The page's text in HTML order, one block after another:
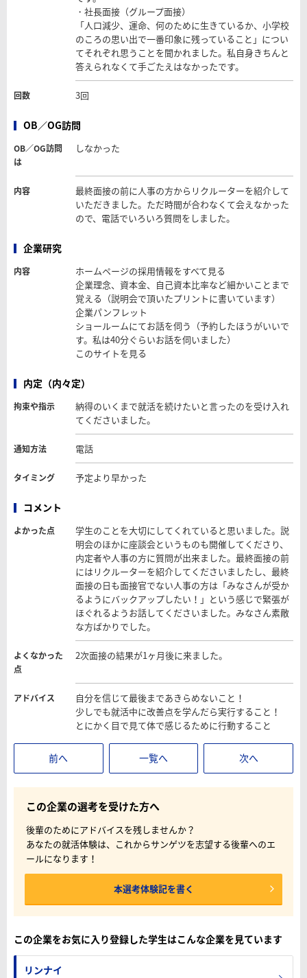
・社長面接（グループ面接）
「人口減少、運命、何のために生きているか、小学校
のころの思い出で一番印象に残っていること」につい
てそれぞれ思うことを聞かれました。私自身きちんと
答えられなくて手ごたえはなかったです。
回数 3回
OB／OG訪問
OB／OG訪問
は
しなかった
内容
最終面接の前に人事の方からリクルーターを紹介して
いただきました。ただ時間が合わなくて会えなかった
ので、電話でいろいろ質問をしました。
企業研究
内容
ホームページの採用情報をすべて見る
企業理念、資本金、自己資本比率など細かいことまで
覚える（説明会で頂いたプリントに書いています）
企業パンフレット
ショールームにてお話を伺う（予約したほうがいいで
す。私は40分ぐらいお話を伺いました）
このサイトを見る
内定（内々定）
拘束や指示
納得のいくまで就活を続けたいと言ったのを受け入れ
てくださいました。
通知方法 電話
タイミング 予定より早かった
コメント
よかった点
学生のことを大切にしてくれていると思いました。説
明会のほかに座談会というものも開催してくださり、
内定者や人事の方に質問が出来ました。最終面接の前
にはリクルーターを紹介してくださいましたし、最終
面接の日も面接官でない人事の方は「みなさんが受か
るようにバックアップしたい！」という感じで緊張が
ほぐれるようお話してくださいました。みなさん素敵
な方ばかりでした。
よくなかった
点
2次面接の結果が1ヶ月後に来ました。
アドバイス
自分を信じて最後まであきらめないこと！
少しでも就活中に改善点を学んだら実行すること！
とにかく目で見て体で感じるために行動すること
前へ 一覧へ 次へ
この企業の選考を受けた方へ
後輩のためにアドバイスを残しませんか？
あなたの就活体験は、これからサンゲツを志望する後輩へのエ
ールになります！
本選考体験記を書く
この企業をお気に入り登録した学生はこんな企業を見ています
リンナイ